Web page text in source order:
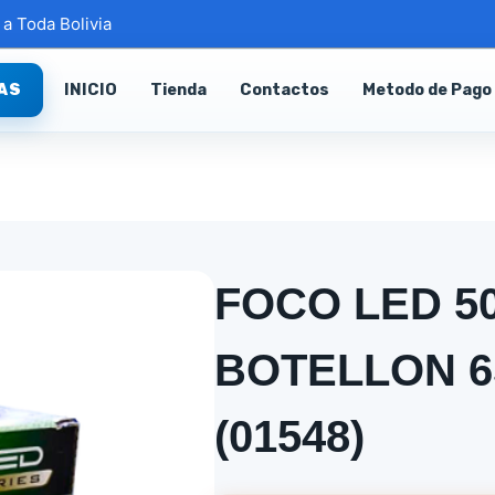
Toda Bolivia
INICIO Tienda Contactos Metodo de Pago
FOCO LED
BOTELLON
(01548)